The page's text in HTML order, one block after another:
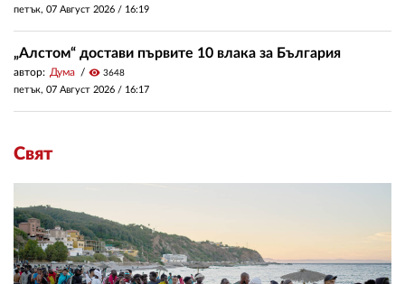
петък, 07 Август 2026 / 16:19
„Алстом“ достави първите 10 влака за България
автор: Дума visibility 3648
петък, 07 Август 2026 / 16:17
Свят